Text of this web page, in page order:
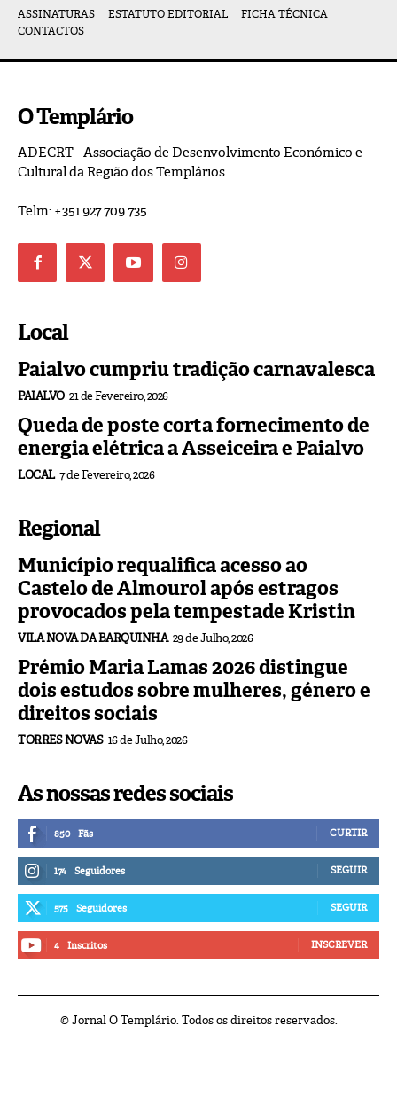
ASSINATURAS ESTATUTO EDITORIAL
FICHA TÉCNICA
CONTACTOS
O Templário
ADECRT - Associação de Desenvolvimento Económico e
Cultural da Região dos Templários
Telm: +351 927 709 735
Local
Paialvo cumpriu tradição carnavalesca
PAIALVO 21 de Fevereiro, 2026
Queda de poste corta fornecimento de
energia elétrica a Asseiceira e Paialvo
LOCAL 7 de Fevereiro, 2026
Regional
Município requalifica acesso ao
Castelo de Almourol após estragos
provocados pela tempestade Kristin
VILA NOVA DA BARQUINHA 29 de Julho, 2026
Prémio Maria Lamas 2026 distingue
dois estudos sobre mulheres, género e
direitos sociais
TORRES NOVAS 16 de Julho, 2026
As nossas redes sociais
850 Fãs CURTIR
174 Seguidores SEGUIR
575 Seguidores SEGUIR
4 Inscritos INSCREVER
© Jornal O Templário. Todos os direitos reservados.